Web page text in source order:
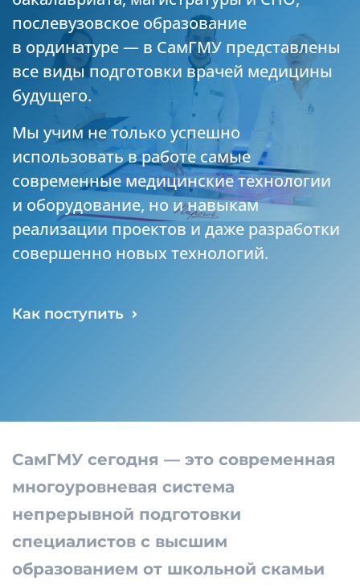
послевузовское образование
в ординатуре — в СамГМУ представлены
все виды подготовки врачей медицины
будущего.
Мы учим не только успешно
использовать в работе самые
современные медицинские технологии
и оборудование, но и навыкам
реализации проектов и даже разработки
совершенно новых технологий.
Как поступить
СамГМУ сегодня — это современная
многоуровневая система
непрерывной подготовки
специалистов с высшим
образованием от школьной скамьи